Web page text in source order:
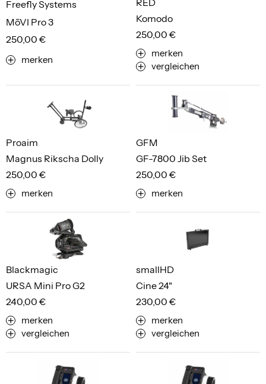
MōVI Pro 3
Freefly Systems
250,00 €
merken
Komodo
RED
250,00 €
merken
vergleichen
Magnus Rikscha Dolly
Proaim
250,00 €
merken
GF-7800 Jib Set
GFM
250,00 €
merken
URSA Mini Pro G2
Blackmagic
240,00 €
merken
vergleichen
Cine 24"
smallHD
230,00 €
merken
vergleichen